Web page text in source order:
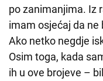
po zanimanjima. Iz
imam osjećaj da ne
Ako netko negdje
Osim toga, kada
ih u ove brojeve –